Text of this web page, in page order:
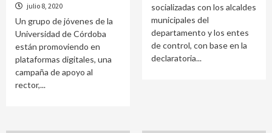
julio 8, 2020
Un grupo de jóvenes de la
Universidad de Córdoba
están promoviendo en
plataformas digitales, una
campaña de apoyo al
rector,...
socializadas con los alcaldes
municipales del
departamento y los entes
de control, con base en la
declaratoria...